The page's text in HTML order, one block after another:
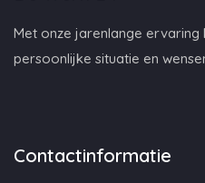
Met onze jarenlange ervaring
persoonlijke situatie en
Contactinformatie